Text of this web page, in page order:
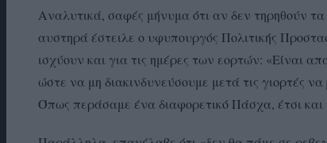
Αναλυτικά, σαφές μήνυμα ότι αν δεν τηρηθούν
αυστηρά έστειλε ο υφυπουργός Πολιτικής
ισχύουν και για τις ημέρες των εορτών: «Είναι
ώστε να μη διακινδυνεύσουμε μετά τις γιορτές
Όπως περάσαμε ένα διαφορετικό Πάσχα, έτσι